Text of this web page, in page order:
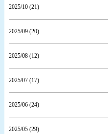
2025/10 (21)
2025/09 (20)
2025/08 (12)
2025/07 (17)
2025/06 (24)
2025/05 (29)